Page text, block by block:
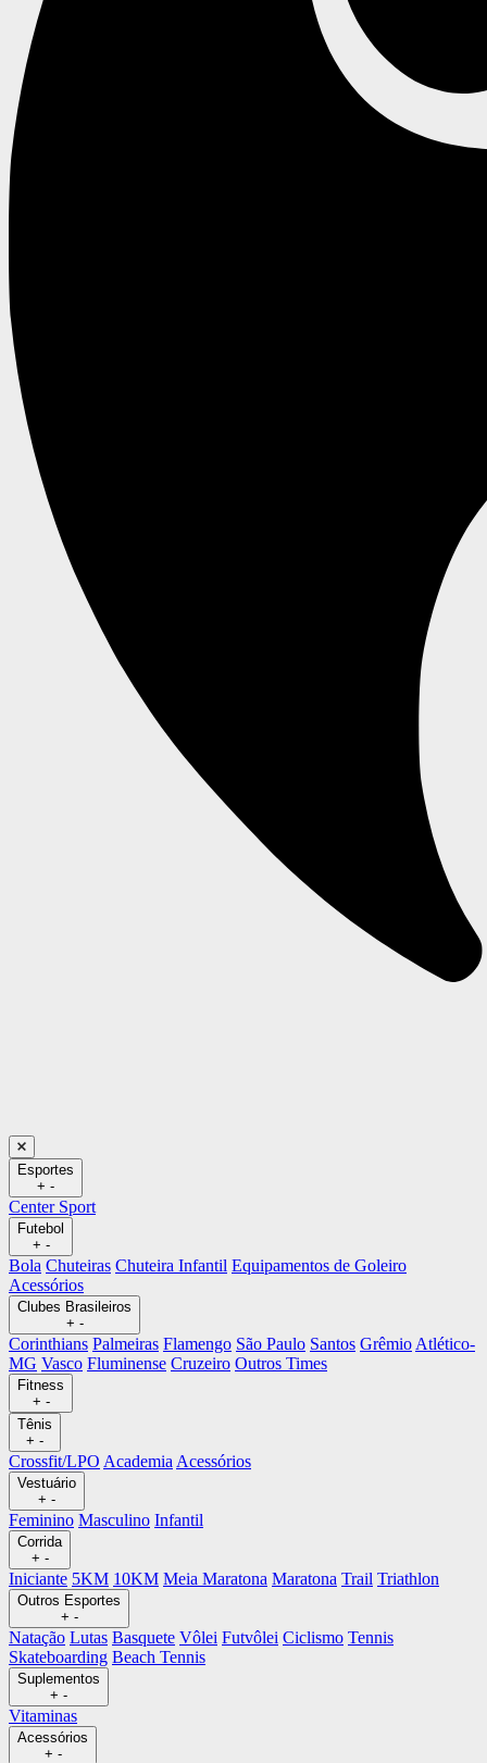
Esportes
+ -
Center Sport
Futebol
+ -
Bola Chuteiras Chuteira Infantil Equipamentos de Goleiro
Acessórios
Clubes Brasileiros
+ -
Corinthians Palmeiras Flamengo São Paulo Santos Grêmio Atlético-
MG Vasco Fluminense Cruzeiro Outros Times
Fitness
+ -
Tênis
+ -
Crossfit/LPO Academia Acessórios
Vestuário
+ -
Feminino Masculino Infantil
Corrida
+ -
Iniciante 5KM 10KM Meia Maratona Maratona Trail Triathlon
Outros Esportes
+ -
Natação Lutas Basquete Vôlei Futvôlei Ciclismo Tennis
Skateboarding Beach Tennis
Suplementos
+ -
Vitaminas
Acessórios
+ -